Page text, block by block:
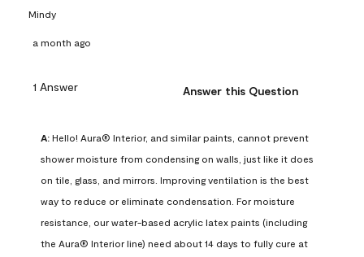
Mindy
a month ago
1 Answer Answer this Question
A: Hello! Aura® Interior, and similar paints, cannot prevent
shower moisture from condensing on walls, just like it does
on tile, glass, and mirrors. Improving ventilation is the best
way to reduce or eliminate condensation. For moisture
resistance, our water-based acrylic latex paints (including
the Aura® Interior line) need about 14 days to fully cure at